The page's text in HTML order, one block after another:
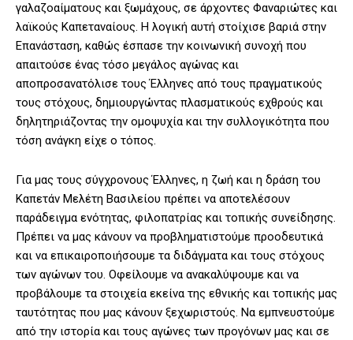
γαλαζοαίματους και ξωμάχους, σε άρχοντες Φαναριώτες και
λαϊκούς Καπεταναίους. Η λογική αυτή στοίχισε βαριά στην
Επανάσταση, καθώς έσπασε την κοινωνική συνοχή που
απαιτούσε ένας τόσο μεγάλος αγώνας και
αποπροσανατόλισε τους Έλληνες από τους πραγματικούς
τους στόχους, δημιουργώντας πλασματικούς εχθρούς και
δηλητηριάζοντας την ομοψυχία και την συλλογικότητα που
τόση ανάγκη είχε ο τόπος.
Για μας τους σύγχρονους Έλληνες, η ζωή και η δράση του
Καπετάν Μελέτη Βασιλείου πρέπει να αποτελέσουν
παράδειγμα ενότητας, φιλοπατρίας και τοπικής συνείδησης.
Πρέπει να μας κάνουν να προβληματιστούμε προοδευτικά
και να επικαιροποιήσουμε τα διδάγματα και τους στόχους
των αγώνων του. Οφείλουμε να ανακαλύψουμε και να
προβάλουμε τα στοιχεία εκείνα της εθνικής και τοπικής μας
ταυτότητας που μας κάνουν ξεχωριστούς. Να εμπνευστούμε
από την ιστορία και τους αγώνες των προγόνων μας και σε